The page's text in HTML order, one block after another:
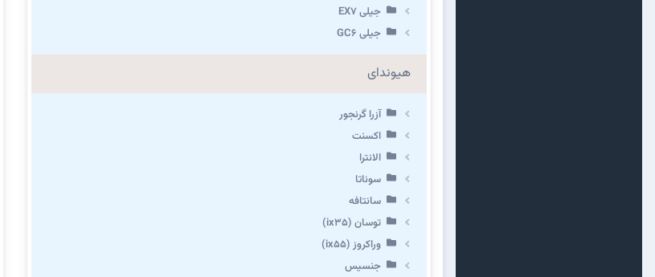
جیلی EX7
جیلی GC6
هیوندای
آزرا گرنجور
اکسنت
الانترا
سوناتا
سانتافه
توسان (ix35)
وراکروز (ix55)
جنسیس